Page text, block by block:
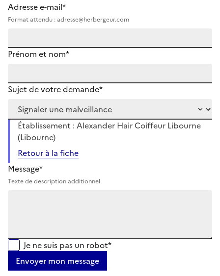
Adresse e-mail*
Format attendu : adresse@herbergeur.com
Prénom et nom*
Sujet de votre demande*
Établissement : Alexander Hair Coiffeur Libourne
(Libourne)
Retour à la fiche
Message*
Texte de description additionnel
Je ne suis pas un robot*
Envoyer mon message